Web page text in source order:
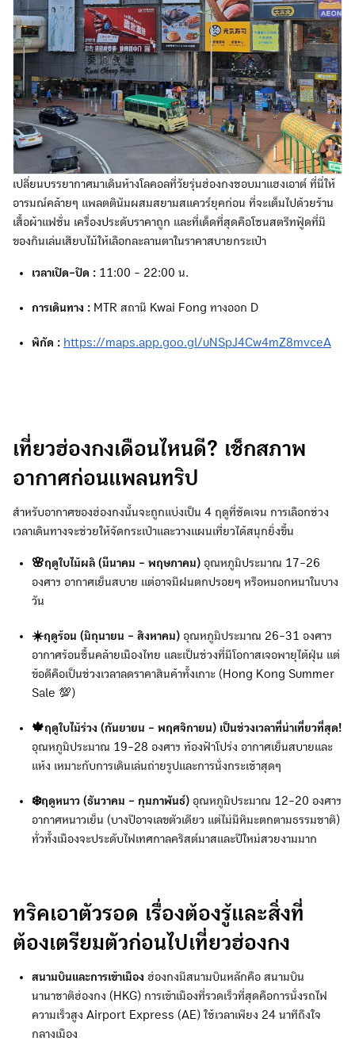
เปลี่ยนบรรยากาศมาเดินห้างโลคอลที่วัยรุ่นฮ่องกงชอบมาแฮงเอาต์ ที่นี่ให้
อารมณ์คล้ายๆ แพลตตินัมผสมสยามสแควร์ยุคก่อน ที่จะเต็มไปด้วยร้าน
เสื้อผ้าแฟชั่น เครื่องประดับราคาถูก และที่เด็ดที่สุดคือโซนสตรีทฟู้ดที่มี
ของกินเล่นเสียบไม้ให้เลือกละลานตาในราคาสบายกระเป๋า
เวลาเปิด-ปิด : 11:00 - 22:00 น.
การเดินทาง : MTR สถานี Kwai Fong ทางออก D
พิกัด : https://maps.app.goo.gl/uNSpJ4Cw4mZ8mvceA
เที่ยวฮ่องกงเดือนไหนดี? เช็กสภาพ
อากาศก่อนแพลนทริป
สำหรับอากาศของฮ่องกงนั้นจะถูกแบ่งเป็น 4 ฤดูที่ชัดเจน การเลือกช่วง
เวลาเดินทางจะช่วยให้จัดกระเป๋าและวางแผนเที่ยวได้สนุกยิ่งขึ้น
🌸ฤดูใบไม้ผลิ (มีนาคม - พฤษภาคม) อุณหภูมิประมาณ 17-26
องศาฯ อากาศเย็นสบาย แต่อาจมีฝนตกปรอยๆ หรือหมอกหนาในบาง
วัน
☀️ฤดูร้อน (มิถุนายน - สิงหาคม) อุณหภูมิประมาณ 26-31 องศาฯ
อากาศร้อนชื้นคล้ายเมืองไทย และเป็นช่วงที่มีโอกาสเจอพายุไต้ฝุ่น แต่
ข้อดีคือเป็นช่วงเวลาลดราคาสินค้าทั้งเกาะ (Hong Kong Summer
Sale 💯)
🍁ฤดูใบไม้ร่วง (กันยายน - พฤศจิกายน) เป็นช่วงเวลาที่น่าเที่ยวที่สุด!
อุณหภูมิประมาณ 19-28 องศาฯ ท้องฟ้าโปร่ง อากาศเย็นสบายและ
แห้ง เหมาะกับการเดินเล่นถ่ายรูปและการนั่งกระเช้าสุดๆ
❄️ฤดูหนาว (ธันวาคม - กุมภาพันธ์) อุณหภูมิประมาณ 12-20 องศาฯ
อากาศหนาวเย็น (บางปีอาจเลขตัวเดียว แต่ไม่มีหิมะตกตามธรรมชาติ)
ทั่วทั้งเมืองจะประดับไฟเทศกาลคริสต์มาสและปีใหม่สวยงามมาก
ทริคเอาตัวรอด เรื่องต้องรู้และสิ่งที่
ต้องเตรียมตัวก่อนไปเที่ยวฮ่องกง
สนามบินและการเข้าเมือง ฮ่องกงมีสนามบินหลักคือ สนามบิน
นานาชาติฮ่องกง (HKG) การเข้าเมืองที่รวดเร็วที่สุดคือการนั่งรถไฟ
ความเร็วสูง Airport Express (AE) ใช้เวลาเพียง 24 นาทีถึงใจ
กลางเมือง